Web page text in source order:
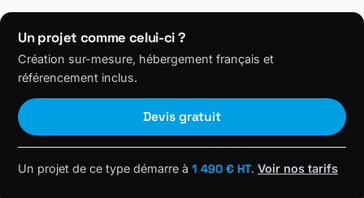
Un projet comme celui-ci ?
Création sur-mesure, hébergement français et
référencement inclus.
Devis gratuit
Un projet de ce type démarre à 1 490 € HT. Voir nos tarifs